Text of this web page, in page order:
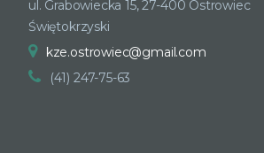
ul. Grabowiecka 15, 27-400 Ostrowiec
Świętokrzyski
kze.ostrowiec@gmail.com
(41) 247-75-63